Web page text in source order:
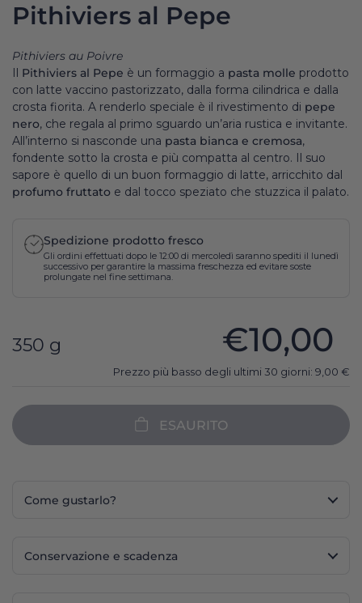
Pithiviers al Pepe
Pithiviers au Poivre
Il Pithiviers al Pepe è un formaggio a pasta molle prodotto
con latte vaccino pastorizzato, dalla forma cilindrica e dalla
crosta fiorita. A renderlo speciale è il rivestimento di pepe
nero, che regala al primo sguardo un’aria rustica e invitante.
All’interno si nasconde una pasta bianca e cremosa,
fondente sotto la crosta e più compatta al centro. Il suo
sapore è quello di un buon formaggio di latte, arricchito dal
profumo fruttato e dal tocco speziato che stuzzica il palato.
Spedizione prodotto fresco
Gli ordini effettuati dopo le 12:00 di mercoledì saranno spediti il lunedì
successivo per garantire la massima freschezza ed evitare soste
prolungate nel fine settimana.
350 g €10,00
Prezzo più basso degli ultimi 30 giorni: 9,00 €
ESAURITO
Come gustarlo?
Conservazione e scadenza